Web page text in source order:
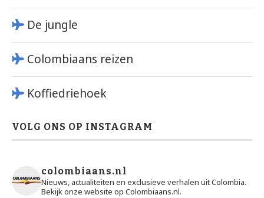
De jungle
Colombiaans reizen
Koffiedriehoek
VOLG ONS OP INSTAGRAM
colombiaans.nl
Nieuws, actualiteiten en exclusieve verhalen uit Colombia.
Bekijk onze website op Colombiaans.nl.